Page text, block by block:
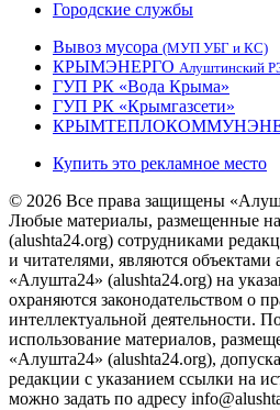
Городские службы
Вывоз мусора (МУП УБГ и КС)
КРЫМЭНЕРГО Алуштинский
ГУП РК «Вода Крыма»
ГУП РК «Крымгазсети»
Купить это рекламное место
© 2026 Все права защищены
Любые материалы, размещенные
(alushta24.org) сотрудниками
и читателями, являются объектами
«Алушта24» (alushta24.org) на
охраняются законодательством о
интеллектуальной деятельности.
использование материалов,
«Алушта24» (alushta24.org),
редакции с указанием ссылки на
можно задать по адресу